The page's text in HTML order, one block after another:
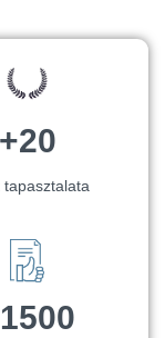
+20
tapasztalata